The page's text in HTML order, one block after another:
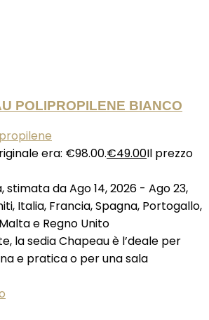
POLIPROPILENE BIANCO
era: €98.00.€49.00Il prezzo
da Ago 14, 2026 - Ago 23,
Italia, Francia, Spagna, Portogallo,
e Regno Unito
la sedia Chapeau è l’deale per
e pratica o per una sala